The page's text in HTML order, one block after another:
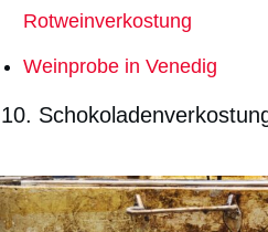
Rotweinverkostung
Weinprobe in Venedig
10.